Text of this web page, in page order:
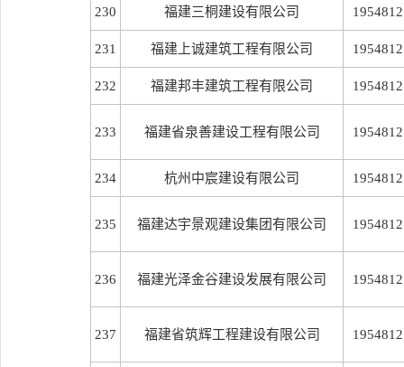
230 福建三桐建设有限公司 1954812
231 福建上诚建筑工程有限公司 1954812
232 福建邦丰建筑工程有限公司 1954812
233 福建省泉善建设工程有限公司 1954812
234 杭州中宸建设有限公司 1954812
235 福建达宇景观建设集团有限公司 1954812
236 福建光泽金谷建设发展有限公司 1954812
237 福建省筑辉工程建设有限公司 1954812